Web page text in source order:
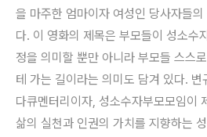
을 마주한 엄마이자 여성인 당사자들의
다. 이 영화의 제목은 부모들이 성소수
정을 의미할 뿐만 아니라 부모들 스스
테 가는 길이라는 의미도 담겨 있다. 변
다큐멘터리이자, 성소수자부모모임이
삶의 실천과 인권의 가치를 지향하는